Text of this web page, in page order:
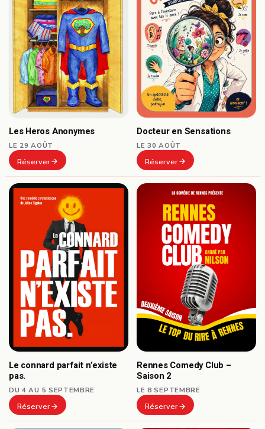
Les Heros Anonymes
LE 29 AOÛT
Réserver
Docteur en Sensations
LE 30 AOÛT
Réserver
Le connard parfait n’existe
pas.
DU 4 AU 5 SEPTEMBRE
Réserver
Rennes Comedy Club –
Saison 2
LE 8 SEPTEMBRE
Réserver